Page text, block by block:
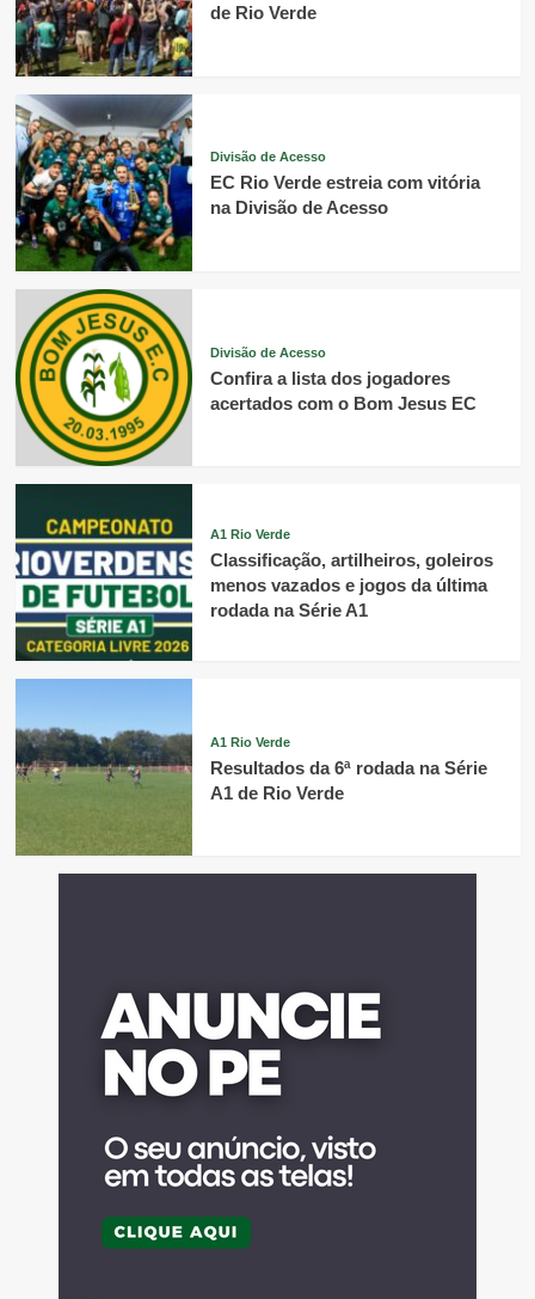
de Rio Verde
Divisão de Acesso
EC Rio Verde estreia com vitória
na Divisão de Acesso
Divisão de Acesso
Confira a lista dos jogadores
acertados com o Bom Jesus EC
A1 Rio Verde
Classificação, artilheiros, goleiros
menos vazados e jogos da última
rodada na Série A1
A1 Rio Verde
Resultados da 6ª rodada na Série
A1 de Rio Verde